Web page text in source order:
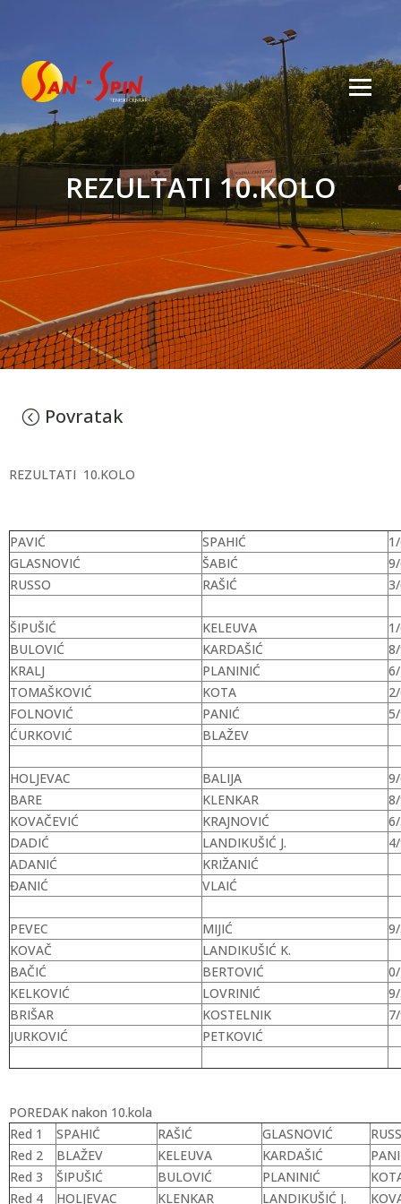
REZULTATI 10.KOLO
Povratak
REZULTATI 10.KOLO
PAVIĆ SPAHIĆ
GLASNOVIĆ
ŠABIĆ
RUSSO
RAŠIĆ
ŠIPUŠIĆ KELEUVA
BULOVIĆ
KARDAŠIĆ
KRALJ
PLANINIĆ
TOMAŠKOVIĆ
KOTA
FOLNOVIĆ
PANIĆ
ĆURKOVIĆ
BLAŽEV
HOLJEVAC BALIJA
BARE
KLENKAR
KOVAČEVIĆ
KRAJNOVIĆ
DADIĆ
LANDIKUŠIĆ J.
ADANIĆ
KRIŽANIĆ
ĐANIĆ
VLAIĆ
PEVEC MIJIĆ
KOVAČ
LANDIKUŠIĆ K.
BAČIĆ
BERTOVIĆ
KELKOVIĆ
LOVRINIĆ
BRIŠAR
KOSTELNIK
JURKOVIĆ
PETKOVIĆ
POREDAK nakon 10.kola
Red 1
SPAHIĆ RAŠIĆ GLASNOVIĆ
Red 2
BLAŽEV KELEUVA KARDAŠIĆ
Red 3
ŠIPUŠIĆ BULOVIĆ PLANINIĆ
Red 4
HOLJEVAC KLENKAR LANDIKUŠIĆ J.